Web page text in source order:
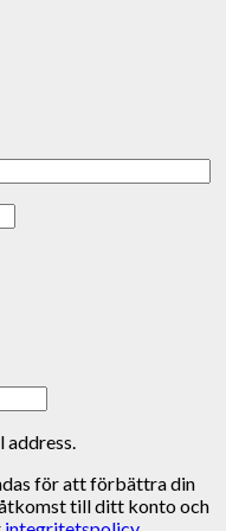
address.
för att förbättra din
till ditt konto och